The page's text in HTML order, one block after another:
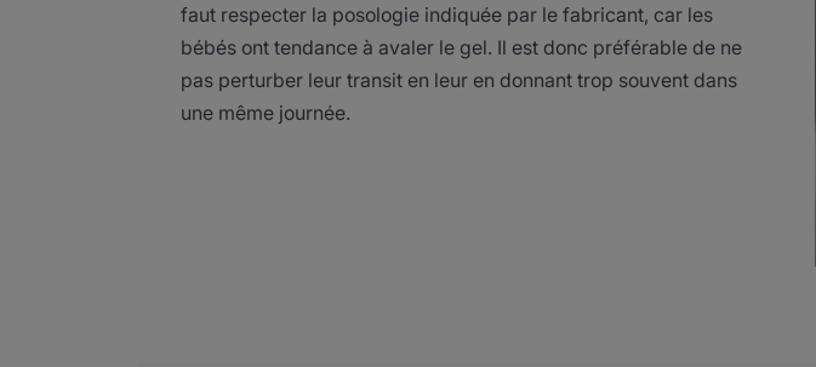
faut respecter la posologie indiquée par le fabricant, car les
bébés ont tendance à avaler le gel. Il est donc préférable de ne
pas perturber leur transit en leur en donnant trop souvent dans
une même journée.